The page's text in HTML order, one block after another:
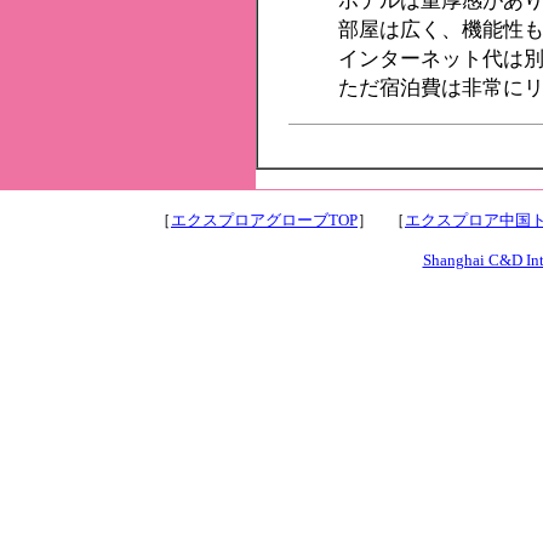
部屋は広く、機能性
インターネット代は
ただ宿泊費は非常に
［ エクスプロアグローブTOP］ ［ エクスプロア中国
Shanghai C&D